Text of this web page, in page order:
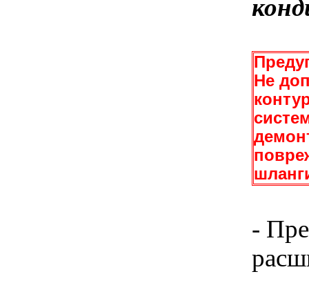
Не
-